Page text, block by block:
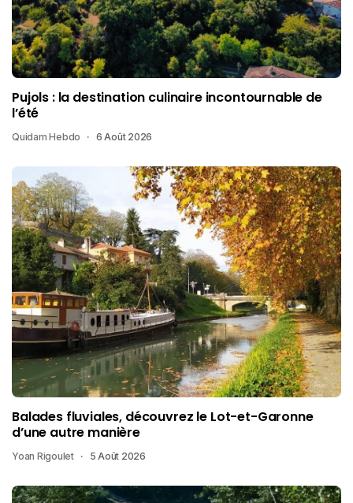
Pujols : la destination culinaire incontournable de
l’été
Quidam Hebdo 6 Août 2026
Balades fluviales, découvrez le Lot-et-Garonne
d’une autre manière
Yoan Rigoulet 5 Août 2026